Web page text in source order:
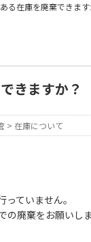
る在庫を廃棄できま
きますか？
> 在庫について
ていません。
の廃棄をお願いし